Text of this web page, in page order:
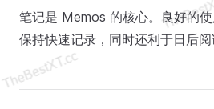
笔记是 Memos 的核心。良好的
保持快速记录，同时还利于日后阅